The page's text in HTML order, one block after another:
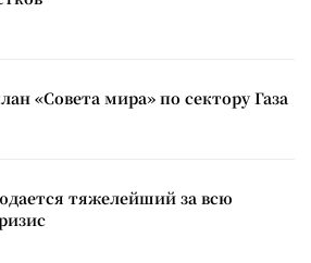
«Совета мира» по сектору Газа
тяжелейший за всю